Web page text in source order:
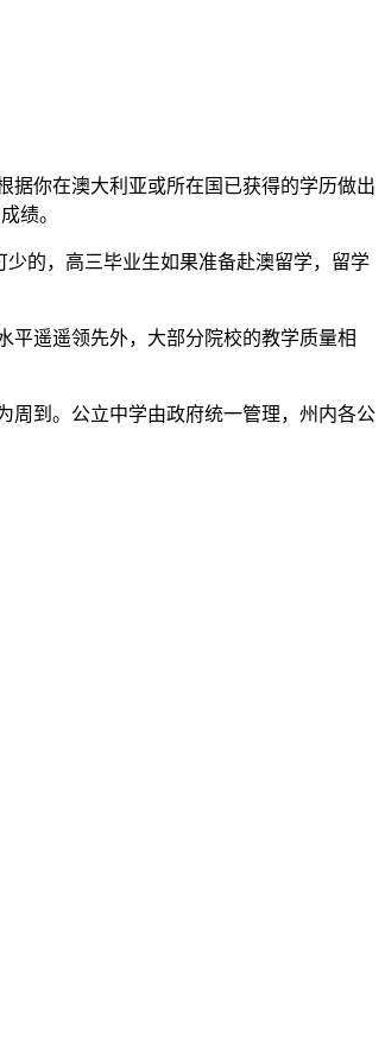
你在澳大利亚或所在国已获得的学历做出
绩。
的，高三毕业生如果准备赴澳留学，留学
遥遥领先外，大部分院校的教学质量相
到。公立中学由政府统一管理，州内各公